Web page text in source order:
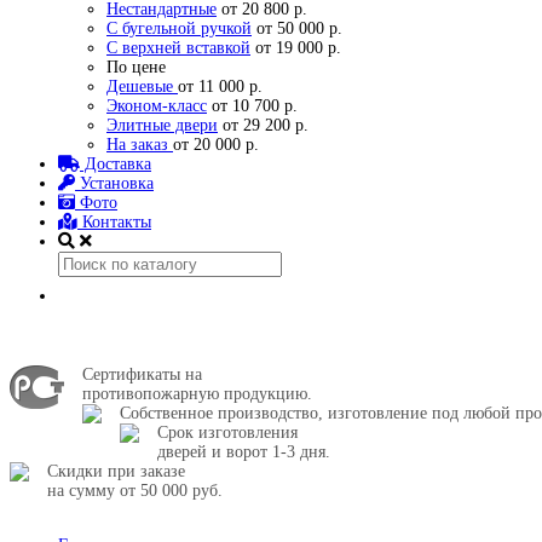
Нестандартные от 20 800 р.
С бугельной ручкой от 50 000 р.
С верхней вставкой от 19 000 р.
По цене
Дешевые от 11 000 р.
Эконом-класс от 10 700 р.
Элитные двери от 29 200 р.
На заказ от 20 000 р.
Доставка
Установка
Фото
Контакты
Сертификаты на
противопожарную продукцию.
Собственное производство, изготовление под любой
Срок изготовления
дверей и ворот 1-3 дня.
Скидки при заказе
на сумму от 50 000 руб.